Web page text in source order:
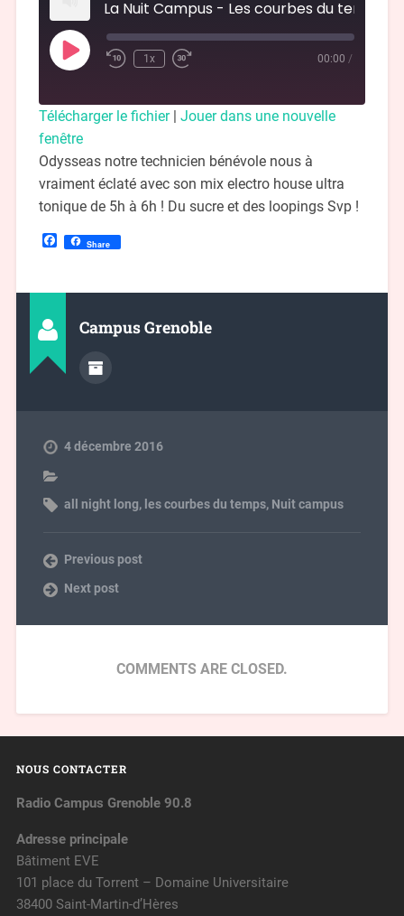
1x 00:00 /
Télécharger le fichier| Jouer dans une nouvelle
fenêtre
Odysseas notre technicien bénévole nous à
vraiment éclaté avec son mix electro house ultra
tonique de 5h à 6h ! Du sucre et des loopings Svp !
Facebook
Share
Campus Grenoble
4 décembre 2016
all night long, les courbes du temps, Nuit campus
Previous post
Next post
COMMENTS ARE CLOSED.
NOUS CONTACTER
Radio Campus Grenoble 90.8
Adresse principale
Bâtiment EVE
101 place du Torrent – Domaine Universitaire
38400 Saint-Martin-d’Hères